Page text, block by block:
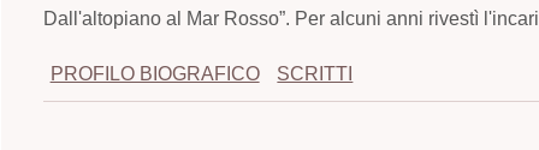
Dall'altopiano al Mar Rosso”. Per alcuni anni rivestì
PROFILO BIOGRAFICO SCRITTI